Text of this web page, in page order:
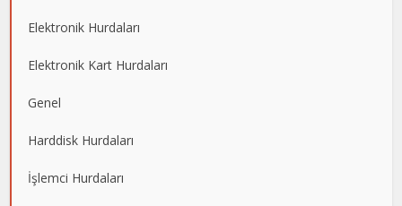
Elektronik Hurdaları
Elektronik Kart Hurdaları
Genel
Harddisk Hurdaları
İşlemci Hurdaları